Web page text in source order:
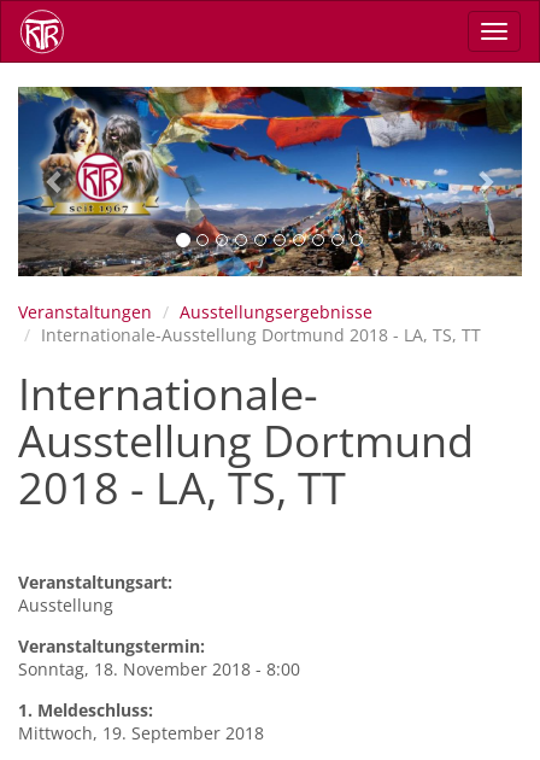
Direkt
zum
Inhalt
Previous Next
Veranstaltungen
Ausstellungsergebnisse
Internationale-Ausstellung Dortmund 2018 - LA, TS, TT
Internationale-
Ausstellung Dortmund
2018 - LA, TS, TT
Veranstaltungsart:
Ausstellung
Veranstaltungstermin:
Sonntag, 18. November 2018 - 8:00
1. Meldeschluss:
Mittwoch, 19. September 2018